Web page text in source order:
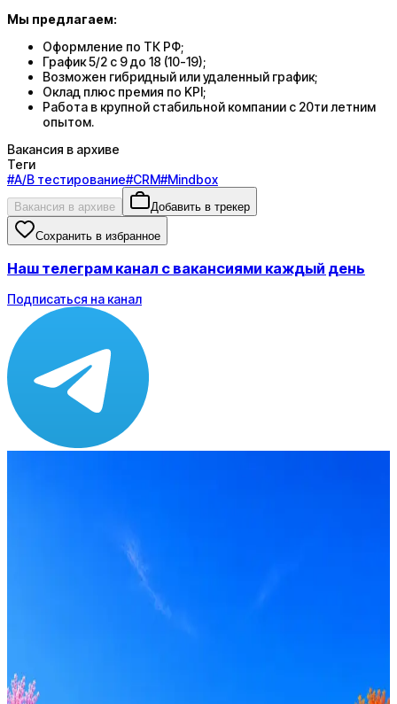
Мы предлагаем:
Оформление по ТК РФ;
График 5/2 с 9 до 18 (10-19);
Возможен гибридный или удаленный график;
Оклад плюс премия по KPI;
Работа в крупной стабильной компании с 20ти летним
опытом.
Вакансия в архиве
Теги
#A/B тестирование#CRM#Mindbox
Вакансия в архиве Добавить в трекер
Сохранить в избранное
Наш телеграм канал с вакансиями каждый день
Подписаться на канал
Оффер быстрее с Эйч